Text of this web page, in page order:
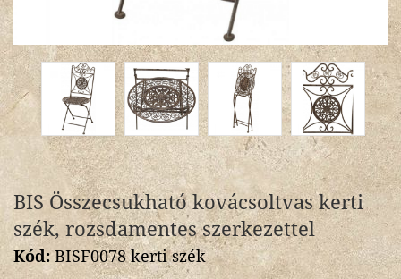
BIS Összecsukható kovácsoltvas kerti
szék, rozsdamentes szerkezettel
Kód:BISF0078 kerti szék